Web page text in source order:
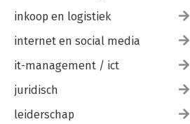
inkoop en logistiek
internet en social media
it-management / ict
juridisch
leiderschap